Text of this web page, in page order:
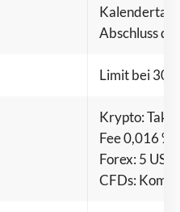
Kalendertag
Abschluss
Limit bei 30
Krypto:
Fee 0,016 %
Forex: 5
CFDs: